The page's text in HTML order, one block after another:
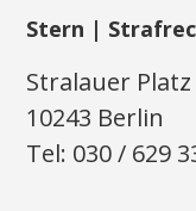
Stern |
Stralauer Platz
10243 Berlin
Tel: 030 / 629